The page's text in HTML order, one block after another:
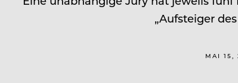
„Aufsteiger
MAI 15,